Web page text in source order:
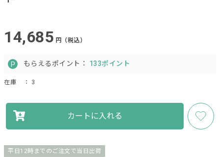
14,685 円（税込）
もらえるポイント： 133ポイント
在庫 ： 3
カートに入れる
平日12時までのご注文で当日出荷